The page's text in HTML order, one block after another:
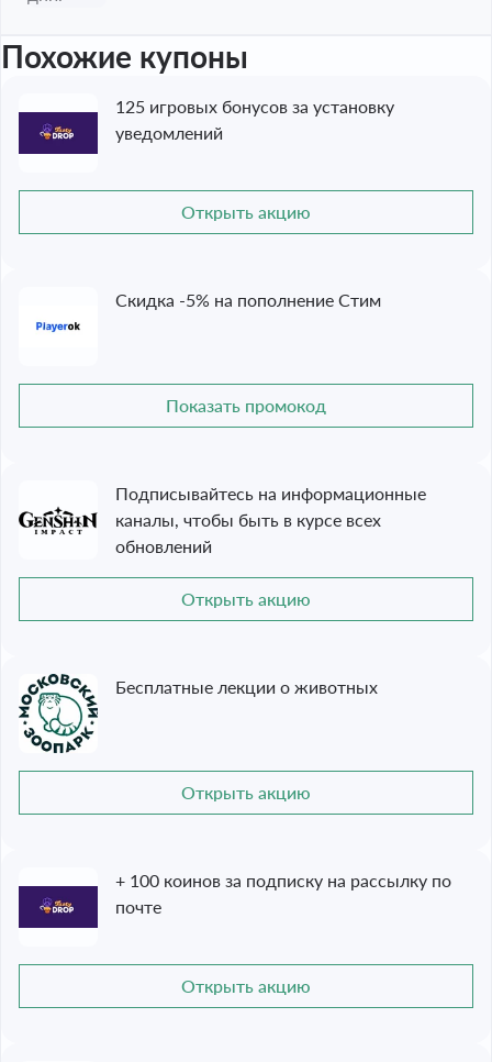
Похожие купоны
125 игровых бонусов за установку
уведомлений
Открыть акцию
Скидка -5% на пополнение Стим
Показать промокод
Подписывайтесь на информационные
каналы, чтобы быть в курсе всех
обновлений
Открыть акцию
Бесплатные лекции о животных
Открыть акцию
+ 100 коинов за подписку на рассылку по
почте
Открыть акцию